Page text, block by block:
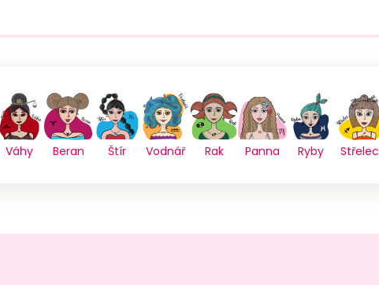
Váhy Beran Štír Vodnář Rak Panna Ryby Střelec